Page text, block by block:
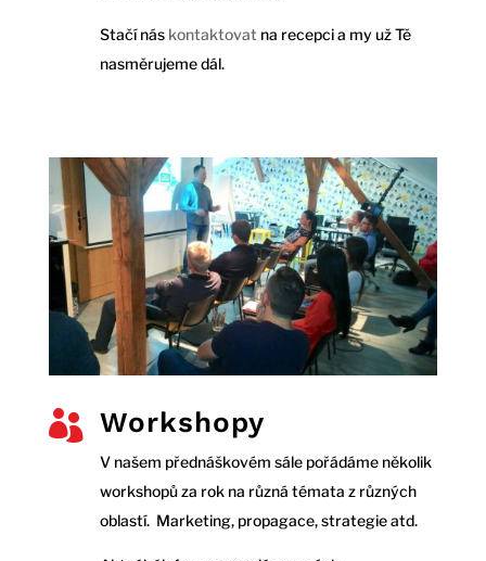
Stačí nás kontaktovat na recepci a my už Tě
nasměrujeme dál.
 Workshopy
V našem přednáškovém sále pořádáme několik
workshopů za rok na různá témata z různých
oblastí. Marketing, propagace, strategie atd.